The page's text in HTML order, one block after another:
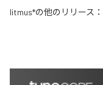
litmus*の他のリリース：